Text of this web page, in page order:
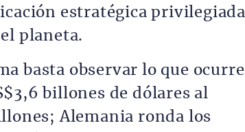
estratégica privilegiada
planeta.
basta observar lo que ocurre
billones de dólares al
Alemania ronda los